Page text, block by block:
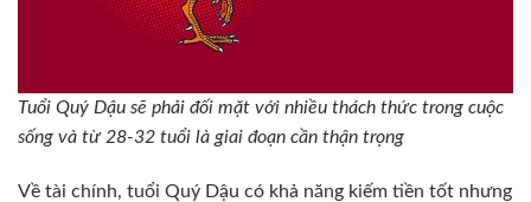
Tuổi Quý Dậu sẽ phải đối mặt với nhiều thách thức trong cuộc
sống và từ 28-32 tuổi là giai đoạn cần thận trọng
Về tài chính, tuổi Quý Dậu có khả năng kiếm tiền tốt nhưng